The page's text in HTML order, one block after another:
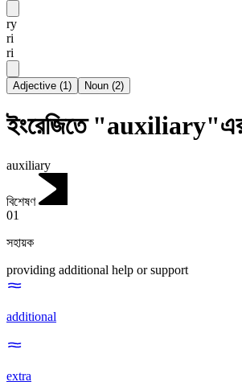
ry
ri
ri
Adjective (1) Noun (2)
ইংরেজিতে "auxiliary"এর
auxiliary
বিশেষণ
01
সহায়ক
providing additional help or support
additional
extra